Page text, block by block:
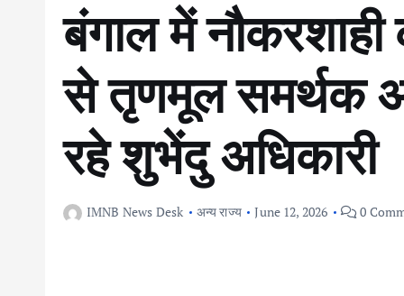
बंगाल में
से तृणमूल समर्थक
रहे शुभेंदु अधिकारी
IMNB News Desk अन्य राज्य June 12, 2026 0